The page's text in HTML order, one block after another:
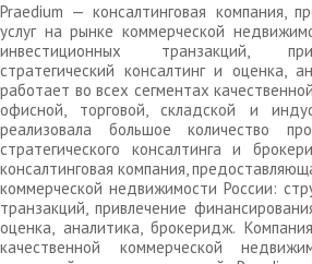
Praedium — консалтинговая компания,
услуг на рынке коммерческой
инвестиционных транзакций,
стратегический консалтинг и оценка,
работает во всех сегментах
офисной, торговой, складской и
реализовала большое количество
стратегического консалтинга и
консалтинговая компания,
коммерческой недвижимости России:
транзакций, привлечение
оценка, аналитика, брокеридж.
качественной коммерческой